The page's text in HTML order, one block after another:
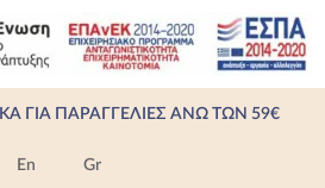
ΓΙΑ ΠΑΡΑΓΓΕΛΙΕΣ ΑΝΩ ΤΩΝ 59€
En Gr